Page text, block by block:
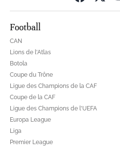
Football
CAN
Lions de l'Atlas
Botola
Coupe du Trône
Ligue des Champions de la CAF
Coupe de la CAF
Ligue des Champions de l'UEFA
Europa League
Liga
Premier League